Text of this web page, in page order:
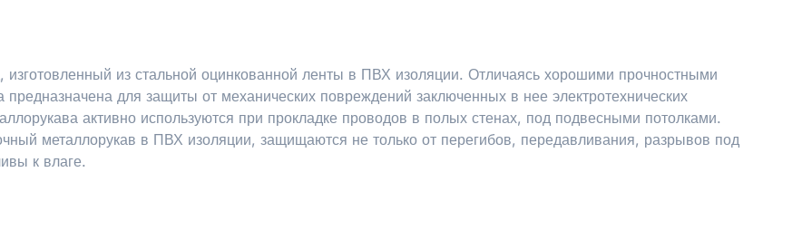
из стальной оцинкованной ленты в ПВХ изоляции. Отличаясь хорошими прочностными
предназначена для защиты от механических повреждений заключенных в нее электротехнических
активно используются при прокладке проводов в полых стенах, под подвесными потолками.
металлорукав в ПВХ изоляции, защищаются не только от перегибов, передавливания, разрывов под
к влаге.